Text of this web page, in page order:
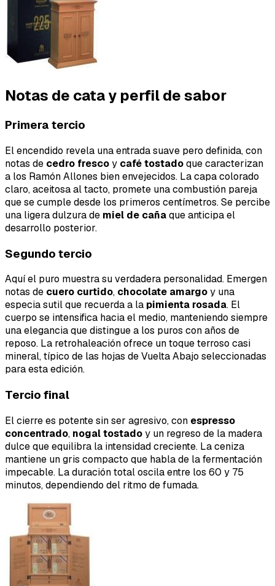
Notas de cata y perfil de sabor
Primera tercio
El encendido revela una entrada suave pero definida, con
notas de cedro frescoy café tostadoque caracterizan
a los Ramón Allones bien envejecidos. La capa colorado
claro, aceitosa al tacto, promete una combustión pareja
que se cumple desde los primeros centímetros. Se percibe
una ligera dulzura de miel de cañaque anticipa el
desarrollo posterior.
Segundo tercio
Aquí el puro muestra su verdadera personalidad. Emergen
notas de cuero curtido, chocolate amargoy una
especia sutil que recuerda a la pimienta rosada. El
cuerpo se intensifica hacia el medio, manteniendo siempre
una elegancia que distingue a los puros con años de
reposo. La retrohaleación ofrece un toque terroso casi
mineral, típico de las hojas de Vuelta Abajo seleccionadas
para esta edición.
Tercio final
El cierre es potente sin ser agresivo, con espresso
concentrado, nogal tostadoy un regreso de la madera
dulce que equilibra la intensidad creciente. La ceniza
mantiene un gris compacto que habla de la fermentación
impecable. La duración total oscila entre los 60 y 75
minutos, dependiendo del ritmo de fumada.